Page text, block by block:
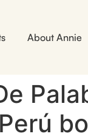
About Annie